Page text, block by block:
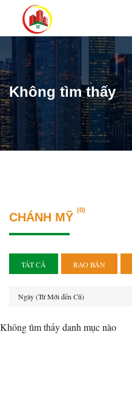
Không tìm thấy
CHÁNH MỸ
(0)
TẤT CẢ RAO BÁN
Ngày (Từ Mới đến Cũ)
Không tìm thấy danh mục nào